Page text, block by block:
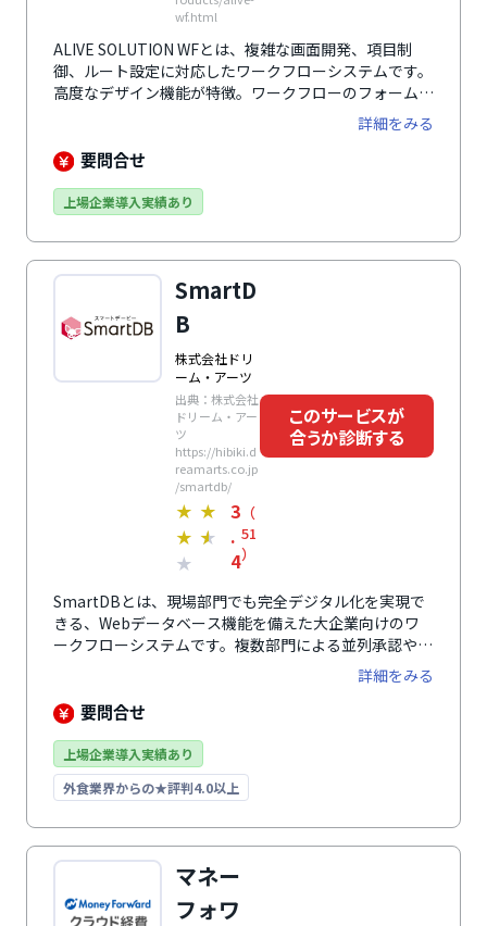
wf.html
ALIVE SOLUTION WFとは、複雑な画面開発、項目制
御、ルート設定に対応したワークフローシステムです。
高度なデザイン機能が特徴。ワークフローのフォームデ
ザイン機能はもちろん、メニューや検索フォームデザイ
ン機能など、会社独自に構築できる機能を搭載していま
す。これらを活用し、ワークフロー業務だけでなく、サ
ステムとデータ連携することで、さらなる業務効率化も
実。代理申請・再申請、過去文書流用、承認ルートの条
件分岐、承認中同報回覧など、かゆいところに手が届く
機能も。業務に精通したSEによる導入サポートがある
のも安心です。
詳細をみる
要問合せ
上場企業導入実績あり
SmartD
B
株式会社ドリ
ーム・アーツ
出典：株式会社
ドリーム・アー
ツ
https://hibiki.d
reamarts.co.jp
/smartdb/
★ ★
★ ★
★
3
.
4
（
51
）
このサービスが
合うか診断する
SmartDBとは、現場部門でも完全デジタル化を実現で
きる、Webデータベース機能を備えた大企業向けのワ
ークフローシステムです。複数部門による並列承認や条
件分岐して別のワークフローへ連携する等、大企業の複
雑な稟議・決済の承認ルートも簡単に実現できます。入
力フォームに柔軟性がある一方で権限制御は堅牢性が高
す。承認や操作の履歴も記録し画面から確認ができるの
で、内部統制や監査対策にも有効です。会計システムや
人事システムとの連携はもちろん、APIを使った高度な
化することもできます。
詳細をみる
要問合せ
上場企業導入実績あり
外食業界からの★評判4.0以上
マネー
フォワ